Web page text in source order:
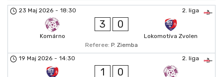
2. liga
23 Maj 2026 - 18:30
Komárno
3 0
Lokomotíva Zvolen
Referee: P. Ziemba
2. liga
19 Maj 2026 - 14:30
1 0